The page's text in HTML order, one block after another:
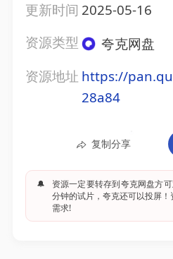
更新时间 2025-05-16
资源类型
夸克网盘
资源地址 https://
28a84
复制分享
🔔
资源一定要转存到夸克网盘方
分钟的试片，夸克还可以投屏
需求!